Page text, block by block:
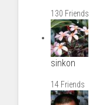
130 Friends
sinkon
14 Friends